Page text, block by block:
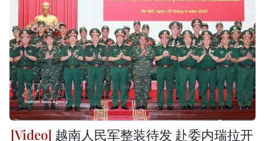
越南人民军整装待发 赴委内瑞拉开